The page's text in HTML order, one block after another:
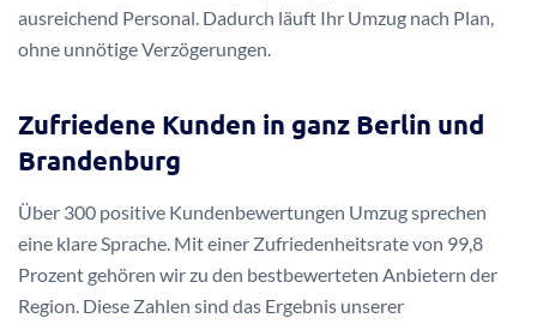
ausreichend Personal. Dadurch läuft Ihr Umzug nach Plan,
ohne unnötige Verzögerungen.
Zufriedene Kunden in ganz Berlin und
Brandenburg
Über 300 positive Kundenbewertungen Umzug sprechen
eine klare Sprache. Mit einer Zufriedenheitsrate von 99,8
Prozent gehören wir zu den bestbewerteten Anbietern der
Region. Diese Zahlen sind das Ergebnis unserer